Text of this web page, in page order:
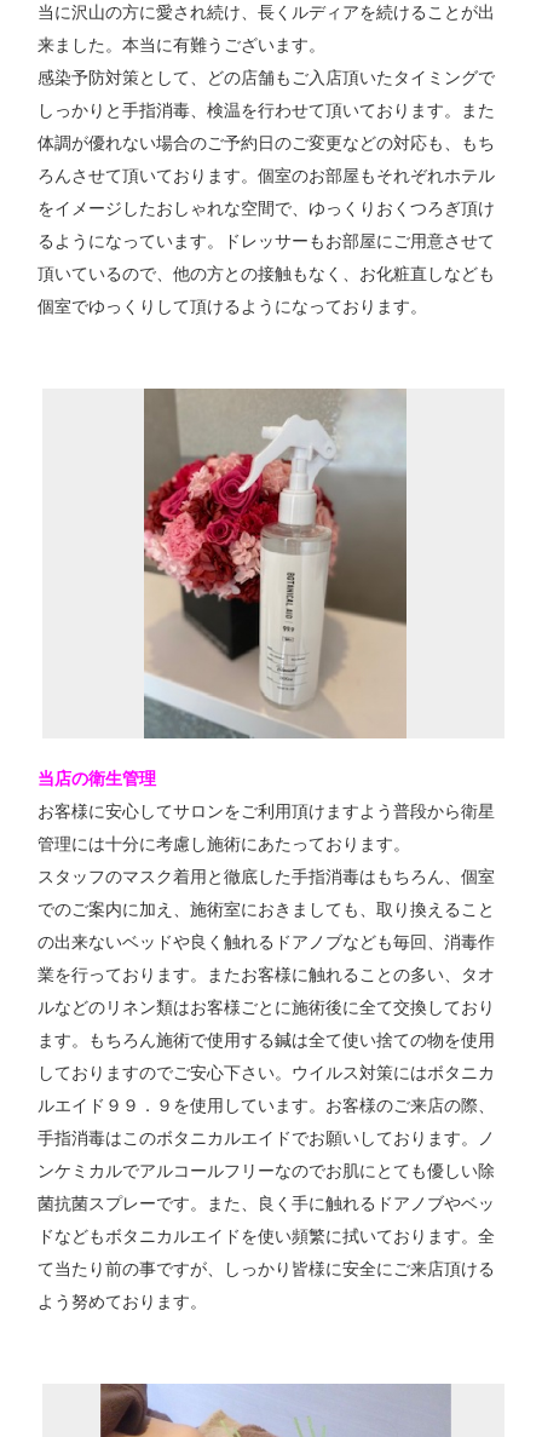
当に沢山の方に愛され続け、長くルディアを続けることが出
来ました。本当に有難うございます。
感染予防対策として、どの店舗もご入店頂いたタイミングで
しっかりと手指消毒、検温を行わせて頂いております。また
体調が優れない場合のご予約日のご変更などの対応も、もち
ろんさせて頂いております。個室のお部屋もそれぞれホテル
をイメージしたおしゃれな空間で、ゆっくりおくつろぎ頂け
るようになっています。ドレッサーもお部屋にご用意させて
頂いているので、他の方との接触もなく、お化粧直しなども
個室でゆっくりして頂けるようになっております。
当店の衛生管理
お客様に安心してサロンをご利用頂けますよう普段から衛星
管理には十分に考慮し施術にあたっております。
スタッフのマスク着用と徹底した手指消毒はもちろん、個室
でのご案内に加え、施術室におきましても、取り換えること
の出来ないベッドや良く触れるドアノブなども毎回、消毒作
業を行っております。またお客様に触れることの多い、タオ
ルなどのリネン類はお客様ごとに施術後に全て交換しており
ます。もちろん施術で使用する鍼は全て使い捨ての物を使用
しておりますのでご安心下さい。ウイルス対策にはボタニカ
ルエイド９９．９を使用しています。お客様のご来店の際、
手指消毒はこのボタニカルエイドでお願いしております。ノ
ンケミカルでアルコールフリーなのでお肌にとても優しい除
菌抗菌スプレーです。また、良く手に触れるドアノブやベッ
ドなどもボタニカルエイドを使い頻繁に拭いております。全
て当たり前の事ですが、しっかり皆様に安全にご来店頂ける
よう努めております。